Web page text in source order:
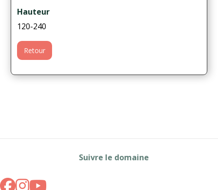
Hauteur
120-240
Retour
Suivre le domaine